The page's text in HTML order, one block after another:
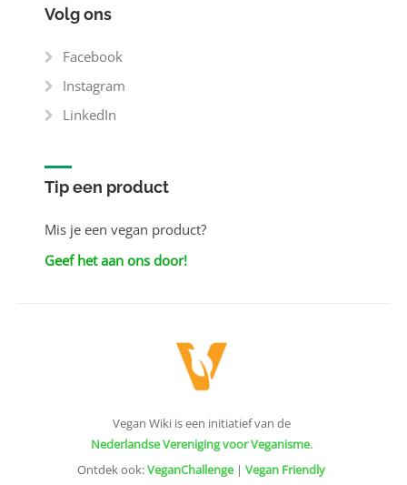
Volg ons
Facebook
Instagram
LinkedIn
Tip een product
Mis je een vegan product?
Geef het aan ons door!
Vegan Wiki is een initiatief van de
Nederlandse Vereniging voor Veganisme.
Ontdek ook:VeganChallenge| Vegan Friendly